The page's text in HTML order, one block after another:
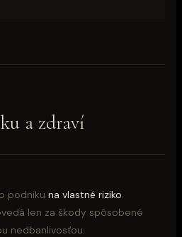
a zdraví
podniku na vlastné riziko.
len za škody spôsobené
nedbanlivosťou.